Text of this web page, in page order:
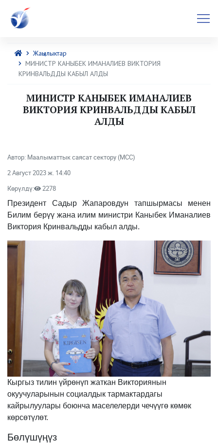
Жаңылыктар
МИНИСТР КАНЫБЕК ИМАНАЛИЕВ ВИКТОРИЯ
КРИНВАЛЬДДЫ КАБЫЛ АЛДЫ
МИНИСТР КАНЫБЕК ИМАНАЛИЕВ
ВИКТОРИЯ КРИНВАЛЬДДЫ КАБЫЛ
АЛДЫ
Автор: Маалыматтык саясат сектору (МСС)
2 Август 2023 ж. 14:40
Көрүлдү:
2278
Президент Садыр Жапаровдун тапшырмасы менен
Билим берүү жана илим министри Каныбек Иманалиев
Виктория Кринвальдды кабыл алды.
Кыргыз тилин үйрөнүп жаткан Викториянын
окуучуларынын социалдык тармактардагы
кайрылуулары боюнча маселелерди чечүүгө көмөк
көрсөтүлөт.
Бөлүшүңүз